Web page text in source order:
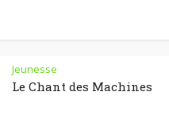
Jeunesse
Le Chant des Machines